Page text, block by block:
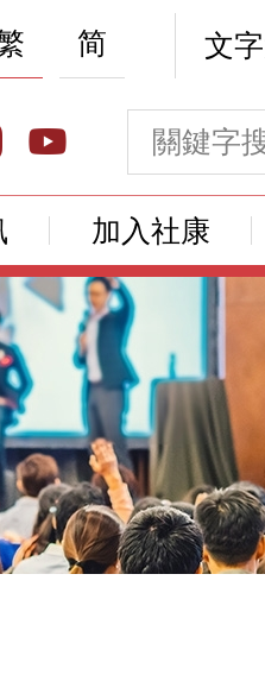
简 文
加入社康